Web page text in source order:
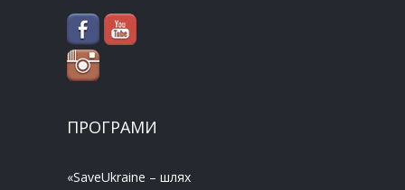
ПРОГРАМИ
«SaveUkraine – шлях